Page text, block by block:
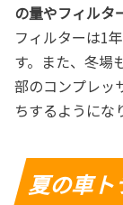
の量やフィルタ
フィルターは1
す。また、冬場
部のコンプレッ
ちするようにな
夏の車